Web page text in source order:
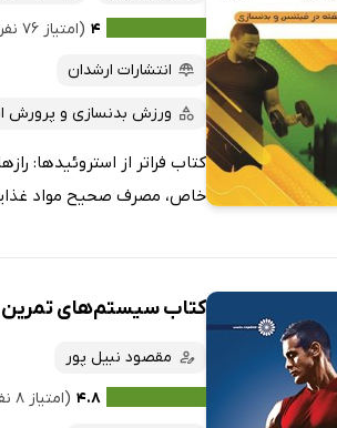
۴ (امتیاز ۷۶ نفر)
انتشارات ارشدان
ورزش بدنسازی و پرورش
کتاب فراتر از استروئیدها:
خاص، مصرف صحیح مواد
کتاب سیستم‌های تمرین
مقصود نبیل پور
۴.۸ (امتیاز ۸ نفر)